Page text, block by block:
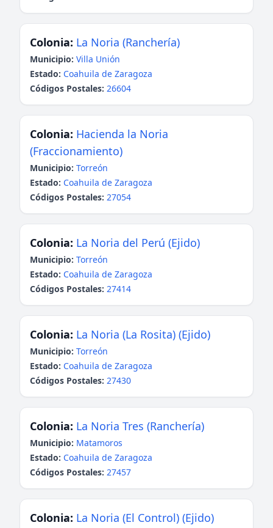
Colonia: La Noria (Ranchería)
Municipio: Villa Unión
Estado: Coahuila de Zaragoza
Códigos Postales: 26604
Colonia: Hacienda la Noria
(Fraccionamiento)
Municipio: Torreón
Estado: Coahuila de Zaragoza
Códigos Postales: 27054
Colonia: La Noria del Perú (Ejido)
Municipio: Torreón
Estado: Coahuila de Zaragoza
Códigos Postales: 27414
Colonia: La Noria (La Rosita) (Ejido)
Municipio: Torreón
Estado: Coahuila de Zaragoza
Códigos Postales: 27430
Colonia: La Noria Tres (Ranchería)
Municipio: Matamoros
Estado: Coahuila de Zaragoza
Códigos Postales: 27457
Colonia: La Noria (El Control) (Ejido)